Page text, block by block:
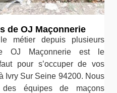
de OJ Maçonnerie
métier depuis plusieurs
OJ Maçonnerie est le
pour s’occuper de vos
Ivry Sur Seine 94200. Nous
équipes de maçons